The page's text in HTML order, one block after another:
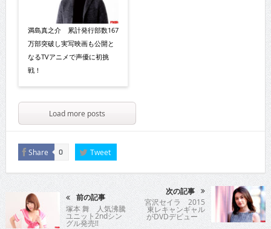
満島真之介 累計発行部数167
万部突破し実写映画も公開と
なるTVアニメで声優に初挑
戦！
Load more posts
Share 0 Tweet
前の記事
塚本 舞 人気沸騰
ユニット2ndシン
グル発売!!
次の記事
宮沢セイラ 2015
東レキャンギャル
がDVDデビュー